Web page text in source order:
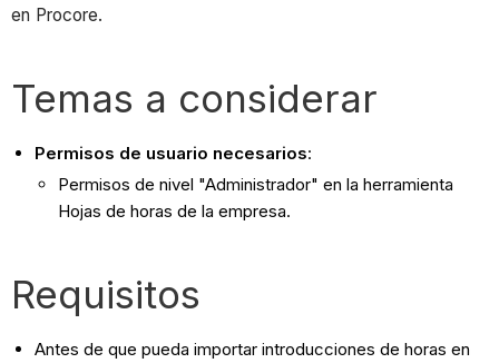
en Procore.
Temas a considerar
Permisos de usuario necesarios:
Permisos de nivel "Administrador" en la herramienta
Hojas de horas de la empresa.
Requisitos
Antes de que pueda importar introducciones de horas en